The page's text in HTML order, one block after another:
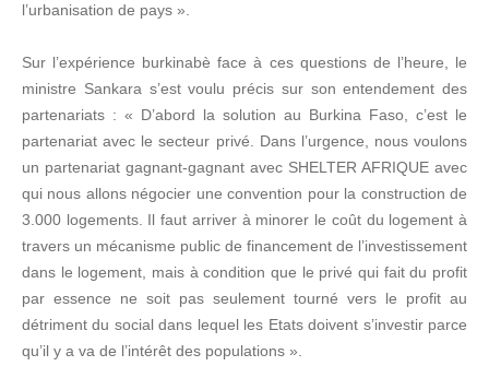
l’urbanisation de pays ».
Sur l’expérience burkinabè face à ces questions de l’heure, le
ministre Sankara s’est voulu précis sur son entendement des
partenariats : « D’abord la solution au Burkina Faso, c’est le
partenariat avec le secteur privé. Dans l’urgence, nous voulons
un partenariat gagnant-gagnant avec SHELTER AFRIQUE avec
qui nous allons négocier une convention pour la construction de
3.000 logements. Il faut arriver à minorer le coût du logement à
travers un mécanisme public de financement de l’investissement
dans le logement, mais à condition que le privé qui fait du profit
par essence ne soit pas seulement tourné vers le profit au
détriment du social dans lequel les Etats doivent s’investir parce
qu’il y a va de l’intérêt des populations ».